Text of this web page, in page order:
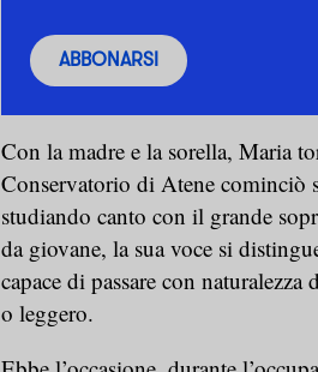
ABBONARSI
Con la madre e la sorella, Maria
Conservatorio di Atene cominciò
studiando canto con il grande
da giovane, la sua voce si
capace di passare con
o leggero.